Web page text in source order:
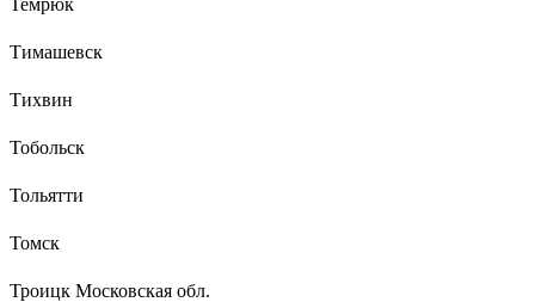
Тимашевск
Тихвин
Тобольск
Тольятти
Томск
Троицк Московская обл.